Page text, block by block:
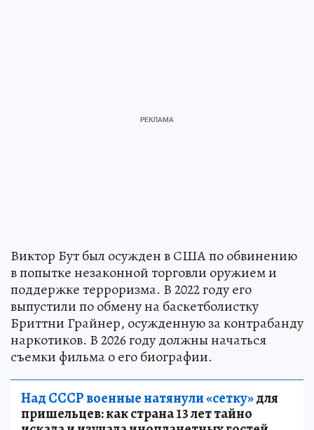
Виктор Бут был осужден в США по обвинению
в попытке незаконной торговли оружием и
поддержке терроризма. В 2022 году его
выпустили по обмену на баскетболистку
Бриттни Грайнер, осужденную за контрабанду
наркотиков. В 2026 году должны начаться
съемки фильма о его биографии.
Над СССР военные натянули «сетку»для
пришельцев: как страна 13 лет тайно